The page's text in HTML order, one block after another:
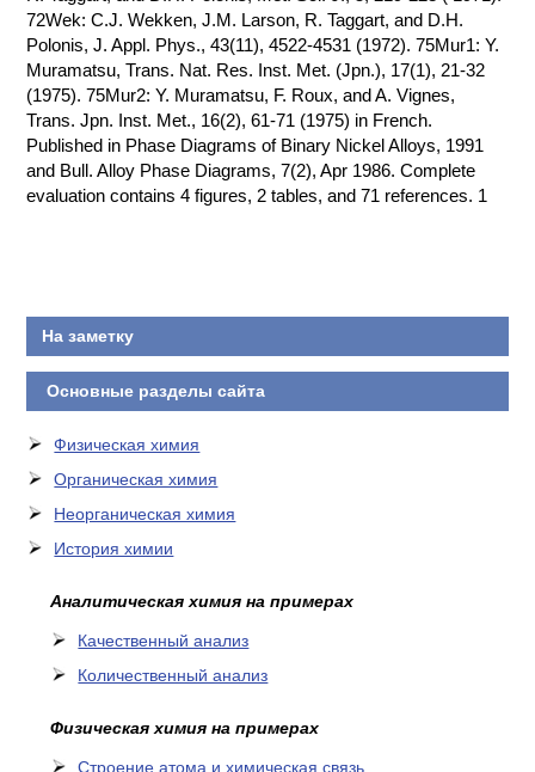
72Wek: C.J. Wekken, J.M. Larson, R. Taggart, and D.H.
Polonis, J. Appl. Phys., 43(11), 4522-4531 (1972). 75Mur1: Y.
Muramatsu, Trans. Nat. Res. Inst. Met. (Jpn.), 17(1), 21-32
(1975). 75Mur2: Y. Muramatsu, F. Roux, and A. Vignes,
Trans. Jpn. Inst. Met., 16(2), 61-71 (1975) in French.
Published in Phase Diagrams of Binary Nickel Alloys, 1991
and Bull. Alloy Phase Diagrams, 7(2), Apr 1986. Complete
evaluation contains 4 figures, 2 tables, and 71 references. 1
На заметку
Основные разделы сайта
Физическая химия
Органическая химия
Неорганическая химия
История химии
Аналитическая химия на примерах
Качественный анализ
Количественный анализ
Физическая химия на примерах
Cтроение атома и химическая связь